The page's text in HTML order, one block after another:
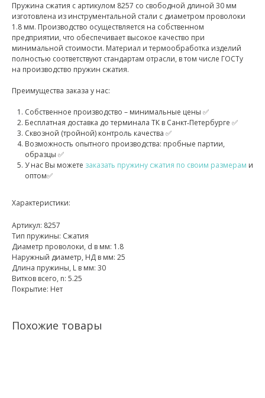
Пружина сжатия с артикулом 8257 со свободной длиной 30 мм
изготовлена из инструментальной стали с диаметром проволоки
1.8 мм. Производство осуществляется на собственном
предприятии, что обеспечивает высокое качество при
минимальной стоимости. Материал и термообработка изделий
полностью соответствуют стандартам отрасли, в том числе ГОСТу
на производство пружин сжатия.
Преимущества заказа у нас:
Собственное производство – минимальные цены ✅
Бесплатная доставка до терминала ТК в Санкт‑Петербурге ✅
Сквозной (тройной) контроль качества ✅
Возможность опытного производства: пробные партии,
образцы ✅
У нас Вы можете заказать пружину сжатия по своим размерам и
оптом✅
Характеристики:
Артикул: 8257
Тип пружины: Сжатия
Диаметр проволоки, d в мм: 1.8
Наружный диаметр, НД в мм: 25
Длина пружины, L в мм: 30
Витков всего, n: 5.25
Покрытие: Нет
Похожие товары